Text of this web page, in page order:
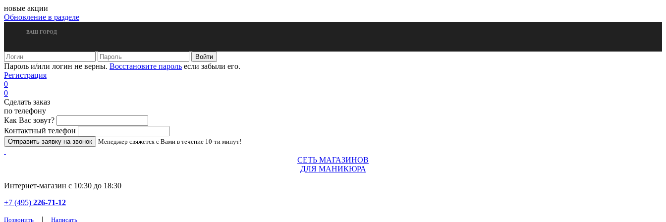
новые акции
Обновление в разделе
ВАШ ГОРОД
Пароль и/или логин не верны. Восстановите пароль если забыли его.
Регистрация
0
0
Сделать заказ
по телефону
Как Вас зовут?
Контактный телефон
Менеджер свяжется с Вами в течение 10-ти минут!
СЕТЬ МАГАЗИНОВ
ДЛЯ МАНИКЮРА
Интернет-магазин с 10:30 до 18:30
+7 (495) 226-71-12
Позвонить | Написать